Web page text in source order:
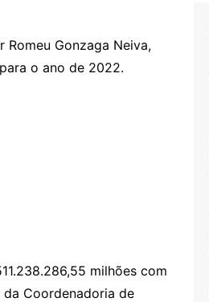
Gonzaga Neiva,
o ano de 2022.
milhões com
Coordenadoria de